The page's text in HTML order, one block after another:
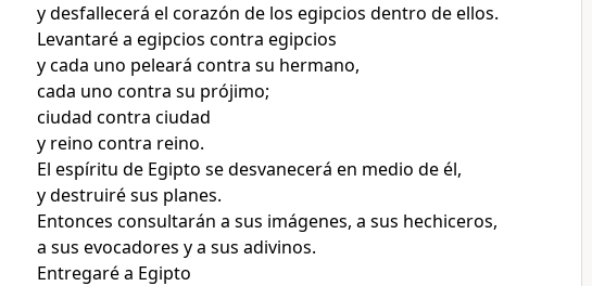
y desfallecerá el corazón de los egipcios dentro de ellos.
Levantaré a egipcios contra egipcios
y cada uno peleará contra su hermano,
cada uno contra su prójimo;
ciudad contra ciudad
y reino contra reino.
El espíritu de Egipto se desvanecerá en medio de él,
y destruiré sus planes.
Entonces consultarán a sus imágenes, a sus hechiceros,
a sus evocadores y a sus adivinos.
Entregaré a Egipto